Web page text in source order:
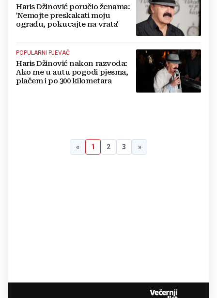
Haris Džinović poručio ženama:
'Nemojte preskakati moju
ogradu, pokucajte na vrata'
POPULARNI PJEVAČ
Haris Džinović nakon razvoda:
Ako me u autu pogodi pjesma,
plačem i po 300 kilometara
« 1 2 3 »